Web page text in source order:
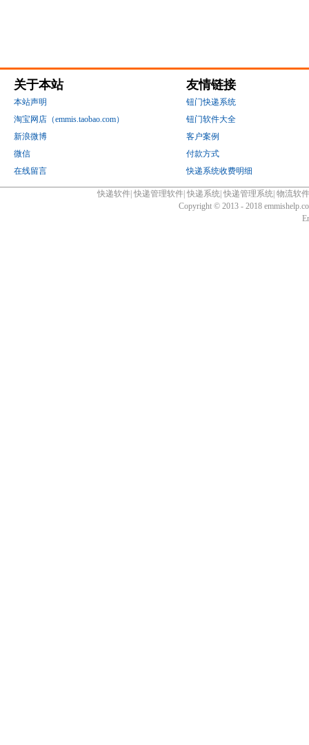
关于本站
本站声明
淘宝网店（emmis.taobao.com）
新浪微博
微信
在线留言
友情链接
钮门快递系统
钮门软件大全
客户案例
付款方式
快递系统收费明细
快递软件 快递管理软件 快递系统 快递管理系统 物流软件
Copyright © 2013 - 2018